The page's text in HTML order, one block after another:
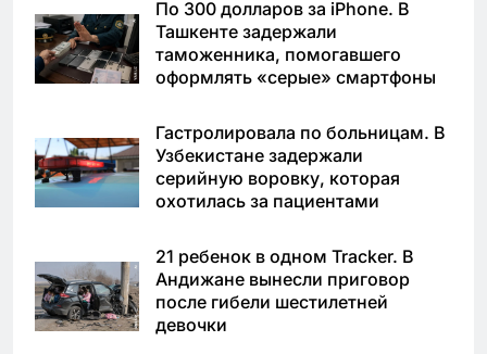
По 300 долларов за iPhone. В
Ташкенте задержали
таможенника, помогавшего
оформлять «серые» смартфоны
Гастролировала по больницам. В
Узбекистане задержали
серийную воровку, которая
охотилась за пациентами
21 ребенок в одном Tracker. В
Андижане вынесли приговор
после гибели шестилетней
девочки